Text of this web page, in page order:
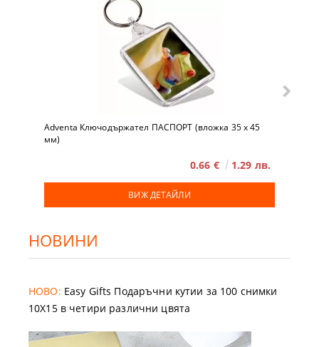
Adventa Ключодържател ПАСПОРТ (вложка 35 x 45
мм)
0.66 € 1.29 лв.
ВИЖ ДЕТАЙЛИ
НОВИНИ
НОВО: Easy Gifts Подаръчни кутии за 100 снимки
10X15 в четири различни цвята